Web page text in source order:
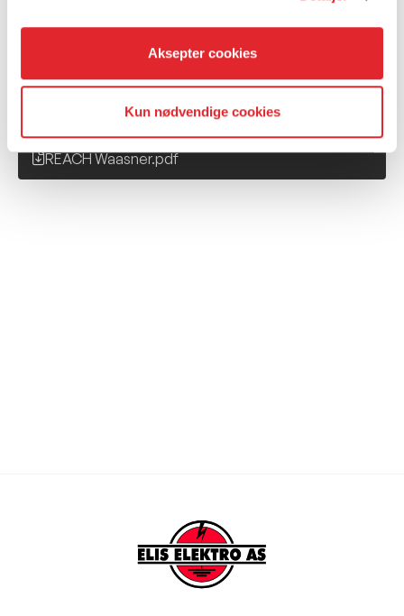
Aksepter cookies
Kun nødvendige cookies
REACH SSAB.pdf
REACH Trelleborg.pdf
REACH Waasner.pdf